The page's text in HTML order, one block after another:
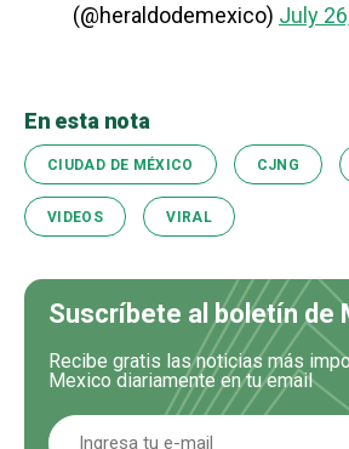
(@heraldodemexico) July
En esta nota
CIUDAD DE MÉXICO CJNG
VIDEOS VIRAL
Suscríbete al boletín de
Recibe gratis las noticias más
Mexico diariamente en tu email